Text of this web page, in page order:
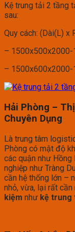
Kệ trung tải 2 tầng
sau:
Quy cách: (Dài(L) x
–
–
Hải Phòng –
Chuyên Dụng
Là trung tâm
Phòng có mật độ
các quận như Hồng
nghiệp như Tràng
cần hệ thống lớn –
nhỏ, vừa, lại rất
kiệm như kệ trung